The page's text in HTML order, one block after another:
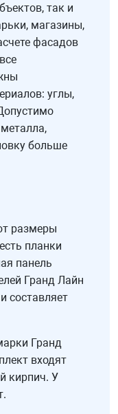
так и
магазины,
фасадов
углы,
больше
размеры
планки
панель
Гранд Лайн
составляет
Гранд
входят
кирпич. У